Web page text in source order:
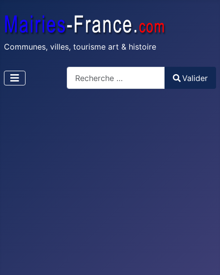
Communes, villes, tourisme art & histoire
Valider